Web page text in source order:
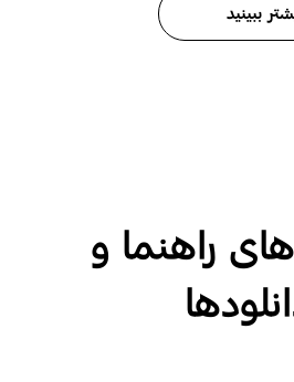
ببینید
راهنما و